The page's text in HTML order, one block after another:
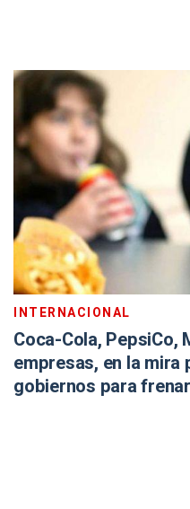
INTERNACIONAL
Coca-Cola, PepsiCo,
empresas, en la mira
gobiernos para